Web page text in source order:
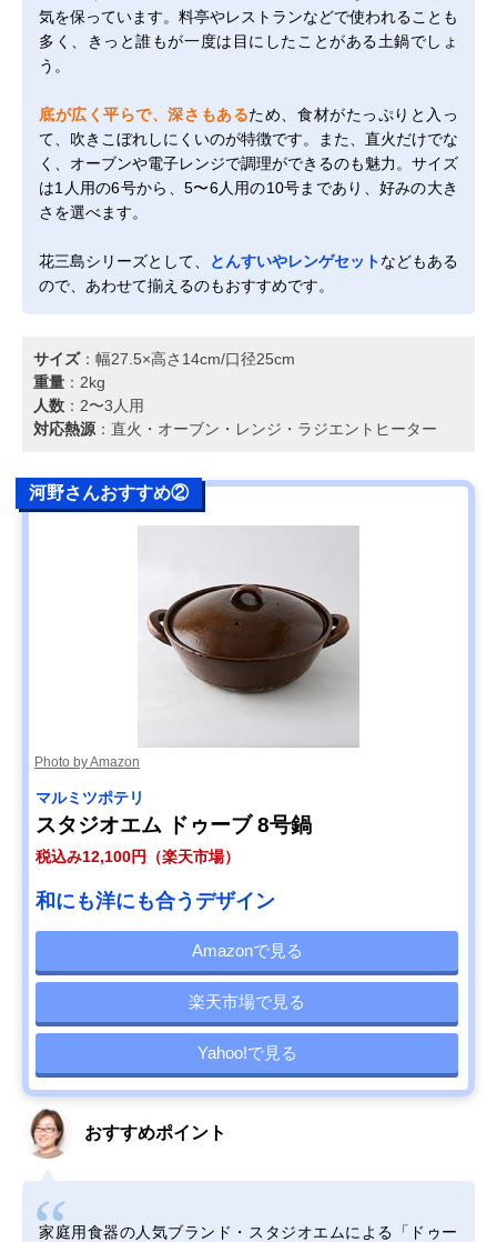
気を保っています。料亭やレストランなどで使われることも
多く、きっと誰もが一度は目にしたことがある土鍋でしょ
う。
底が広く平らで、深さもあるため、食材がたっぷりと入っ
て、吹きこぼれしにくいのが特徴です。また、直火だけでな
く、オーブンや電子レンジで調理ができるのも魅力。サイズ
は1人用の6号から、5〜6人用の10号まであり、好みの大き
さを選べます。
花三島シリーズとして、 とんすいやレンゲセットなどもある
ので、あわせて揃えるのもおすすめです。
サイズ：幅27.5×高さ14cm/口径25cm
重量 ：2kg
人数 ：2〜3人用
対応熱源 ：直火・オーブン・レンジ・ラジエントヒーター
河野さんおすすめ②
Photo by Amazon
マルミツポテリ
スタジオエム ドゥーブ 8号鍋
税込み12,100円（楽天市場）
和にも洋にも合うデザイン
Amazonで見る
楽天市場で見る
Yahoo!で見る
おすすめポイント
家庭用食器の人気ブランド・スタジオエムによる「ドゥー